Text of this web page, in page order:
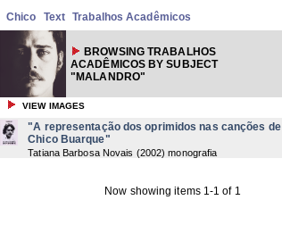
Chico Text Trabalhos Acadêmicos
BROWSING TRABALHOS
ACADÊMICOS BY SUBJECT
"MALANDRO"
VIEW IMAGES
"A representação dos oprimidos nas canções de
Chico Buarque"
Tatiana Barbosa Novais (2002) monografia
Now showing items 1-1 of 1